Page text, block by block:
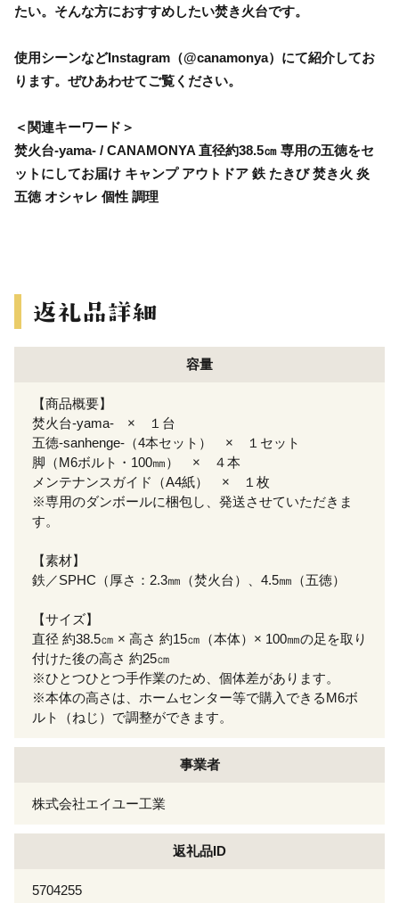
たい。そんな方におすすめしたい焚き火台です。
使用シーンなどInstagram（@canamonya）にて紹介してお
ります。ぜひあわせてご覧ください。
＜関連キーワード＞
焚火台-yama- / CANAMONYA 直径約38.5㎝ 専用の五徳をセ
ットにしてお届け キャンプ アウトドア 鉄 たきび 焚き火 炎
五徳 オシャレ 個性 調理
容量
【商品概要】
焚火台-yama- × １台
五徳-sanhenge-（4本セット） × １セット
脚（M6ボルト・100㎜） × ４本
メンテナンスガイド（A4紙） × １枚
※専用のダンボールに梱包し、発送させていただきま
す。
【素材】
鉄／SPHC（厚さ：2.3㎜（焚火台）、4.5㎜（五徳）
【サイズ】
直径 約38.5㎝ × 高さ 約15㎝（本体）× 100㎜の足を取り
付けた後の高さ 約25㎝
※ひとつひとつ手作業のため、個体差があります。
※本体の高さは、ホームセンター等で購入できるM6ボ
ルト（ねじ）で調整ができます。
事業者
株式会社エイユー工業
返礼品ID
5704255